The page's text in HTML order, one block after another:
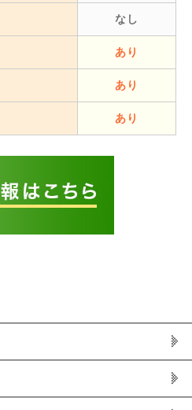
なし
あり
あり
あり